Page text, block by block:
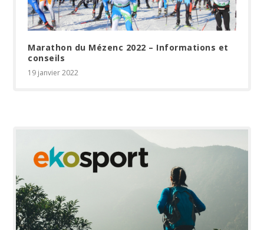
Marathon du Mézenc 2022 – Informations et
conseils
19 janvier 2022